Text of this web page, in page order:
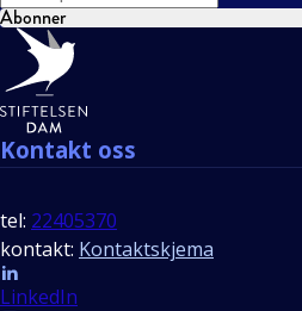
Abonner
Bunntekst
Kontakt oss
tel: 22405370
kontakt: Kontaktskjema
Follow us
LinkedIn